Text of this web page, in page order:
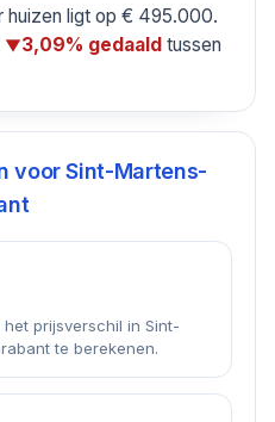
huizen ligt op € 495.000.
▼3,09% gedaald tussen
voorSint-Martens-
prijsverschil in Sint-
te berekenen.